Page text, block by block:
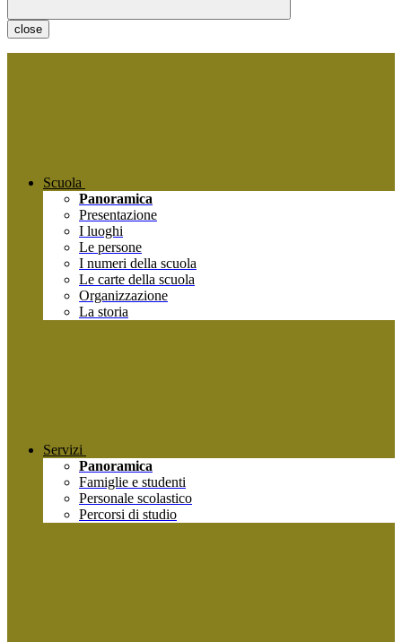
close
Scuola
Panoramica
Presentazione
I luoghi
Le persone
I numeri della scuola
Le carte della scuola
Organizzazione
La storia
Servizi
Panoramica
Famiglie e studenti
Personale scolastico
Percorsi di studio